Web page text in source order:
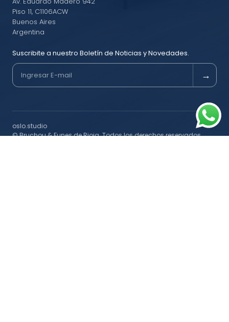
Piso 11, C1106ACW
Buenos Aires
Argentina
Suscribite a nuestro Boletín de Noticias y Novedades.
→
oslo.studio
© Bruchou & Funes de Rioja. Todos los derechos reservados